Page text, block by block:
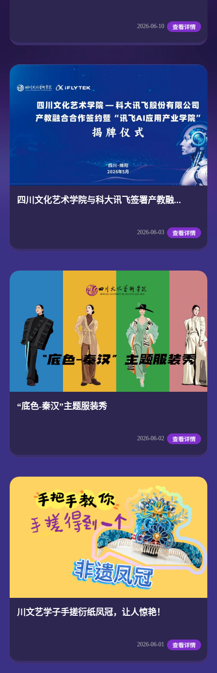
2026-06-10
四川文化艺术学院与科大讯飞签署产教融...
2026-06-03
“底色-秦汉”主题服装秀
2026-06-02
川文艺学子手搓衍纸凤冠，让人惊艳！
2026-06-01